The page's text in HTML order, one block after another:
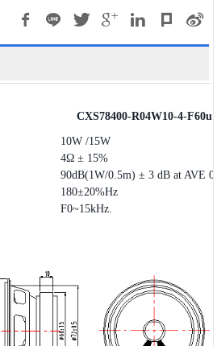
CXS78400-R04W10-4-F60u
10W /15W
4Ω ± 15%
90dB(1W/0.5m) ± 3 dB at AVE
180±20%Hz
F0~15kHz.